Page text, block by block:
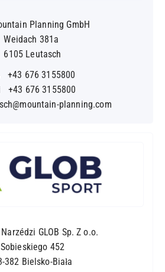
Planning GmbH
Weidach 381a
6105 Leutasch
+43 676 3155800
+43 676 3155800
planning.com
GLOB Sp. Z o.o.
Sobieskiego 452
382 Bielsko-Biała